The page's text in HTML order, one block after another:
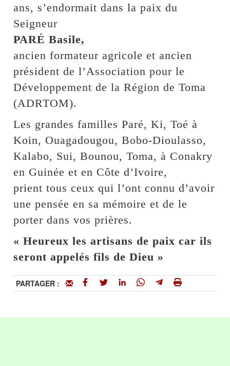
ans, s’endormait dans la paix du
Seigneur
PARÉ Basile,
ancien formateur agricole et ancien
président de l’Association pour le
Développement de la Région de Toma
(ADRTOM).
Les grandes familles Paré, Ki, Toé à
Koin, Ouagadougou, Bobo-Dioulasso,
Kalabo, Sui, Bounou, Toma, à Conakry
en Guinée et en Côte d’Ivoire,
prient tous ceux qui l’ont connu d’avoir
une pensée en sa mémoire et de le
porter dans vos prières.
« Heureux les artisans de paix car ils
seront appelés fils de Dieu »
PARTAGER :